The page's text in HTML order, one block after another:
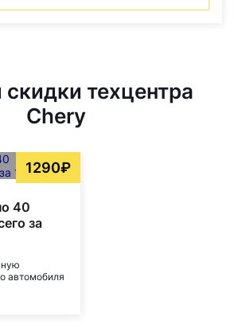
техцентра
Chery
1290₽
40
за
автомобиля